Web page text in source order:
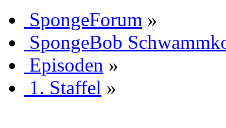
SpongeForum »
SpongeBob
Episoden »
1. Staffel »